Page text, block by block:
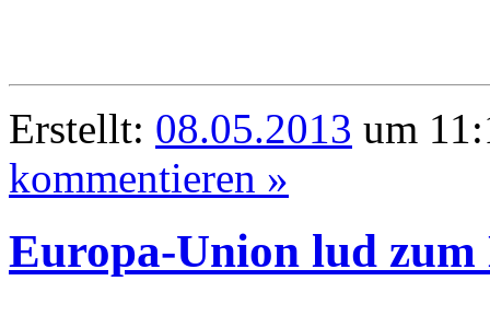
Erstellt: 08.05.2013 um
kommentieren »
Europa-Union lud zum